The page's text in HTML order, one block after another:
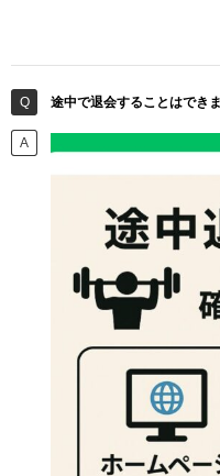
途中で退会することはでき